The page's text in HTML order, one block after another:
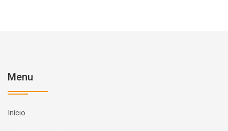
Menu
Início